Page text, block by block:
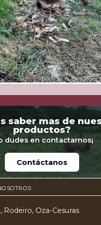
saber mas de
productos?
dudes en contactarnos¡
Contáctanos
Rodeiro, Oza-Cesuras